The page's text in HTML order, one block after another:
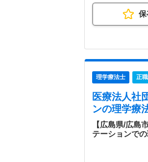
保
理学療法士 正
医療法人社
ンの理学療
【広島県/広島
テーションで